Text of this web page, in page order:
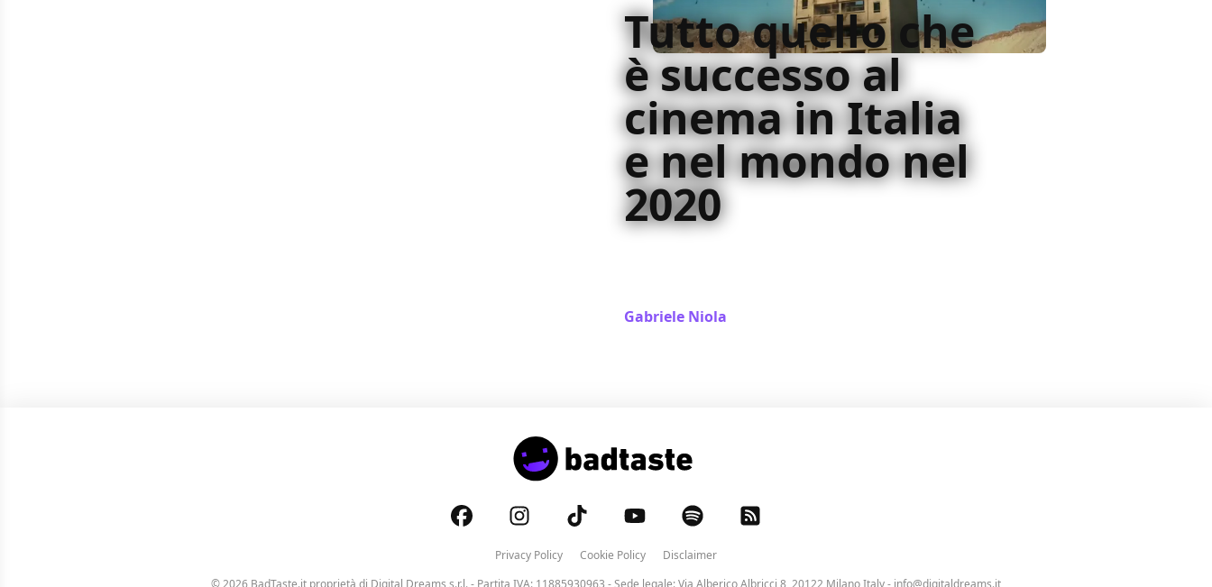
Tutto quello che
è successo al
cinema in Italia
e nel mondo nel
2020
Gabriele Niola
Privacy Policy Cookie Policy
Disclaimer
© 2026 BadTaste.it proprietà di Digital Dreams s.r.l. - Partita IVA: 11885930963 - Sede legale: Via Alberico Albricci 8, 20122 Milano Italy - info@digitaldreams.it